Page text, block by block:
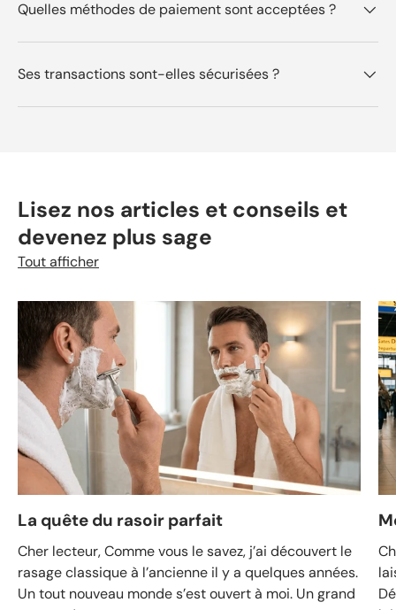
Quelles méthodes de paiement sont acceptées ?
Ses transactions sont-elles sécurisées ?
Lisez nos articles et conseils et
devenez plus sage
Tout afficher
La quête du rasoir parfait
Cher lecteur, Comme vous le savez, j’ai découvert le
rasage classique à l’ancienne il y a quelques années.
Un tout nouveau monde s’est ouvert à moi. Un grand